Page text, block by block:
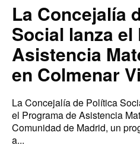
La Concejalía
Social lanza
Asistencia
en Colmenar
La Concejalía de Política
el Programa de Asistencia
Comunidad de Madrid, un
a...